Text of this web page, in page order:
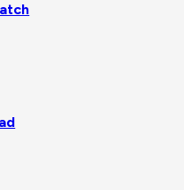
Air s čipom M4 dáva
pretože sa zaobíde bez
Vďaka rýchlejšiemu
najnovších veľkých
na batériu až 18 hodín. A